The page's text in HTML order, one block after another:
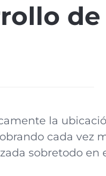
de
la
cada vez
sobretodo en